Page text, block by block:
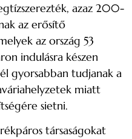
azaz 200-
az erősítő
az ország 53
indulásra készen
gyorsabban tudjanak a
miatt
sietni.
társaságokat